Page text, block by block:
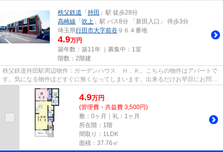
秩父鉄道 「 持田 」駅 徒歩28分
高崎線 「 吹上 」駅 バス8分 「新田入口」 停歩3分
埼玉県行田市大字前谷 ９６４番地
4.9万円
築年数：築11年 ｜募集中： 1室
階数：2階建
秩父鉄道持田駅周辺物件：ガーデンハウス Ｈ．Ｋ。こちらの物件はアパートで
す。気になる物件ほどすぐに無くなってしまいます。出来るだけお早目にお問い
合わせください。スタッフ一...
4.9万円
(管理費・共益費 3,500円)
敷：0ヶ月｜礼：1ヶ月
所在階：1階
間取り：1LDK
面積：37.76㎡